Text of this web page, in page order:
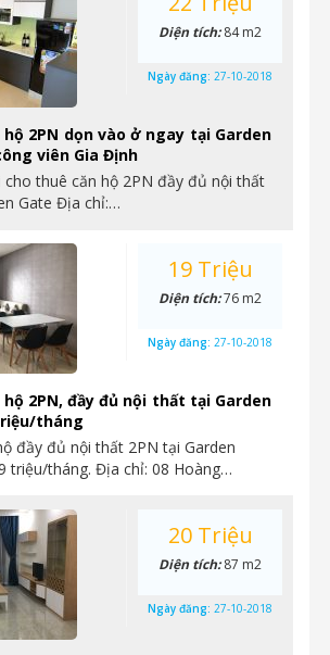
2PN dọn vào ở ngay tại Garden
viên Gia Định
cho thuê căn hộ 2PN đầy đủ nội thất
Gate Địa chỉ:…
Diện tích:84 m2
Ngày đăng: 27-10-2018
2PN, đầy đủ nội thất tại Garden
tháng
đầy đủ nội thất 2PN tại Garden
triệu/tháng. Địa chỉ: 08 Hoàng…
19 Triệu
Diện tích:76 m2
Ngày đăng: 27-10-2018
20 Triệu
Diện tích:87 m2
Ngày đăng: 27-10-2018